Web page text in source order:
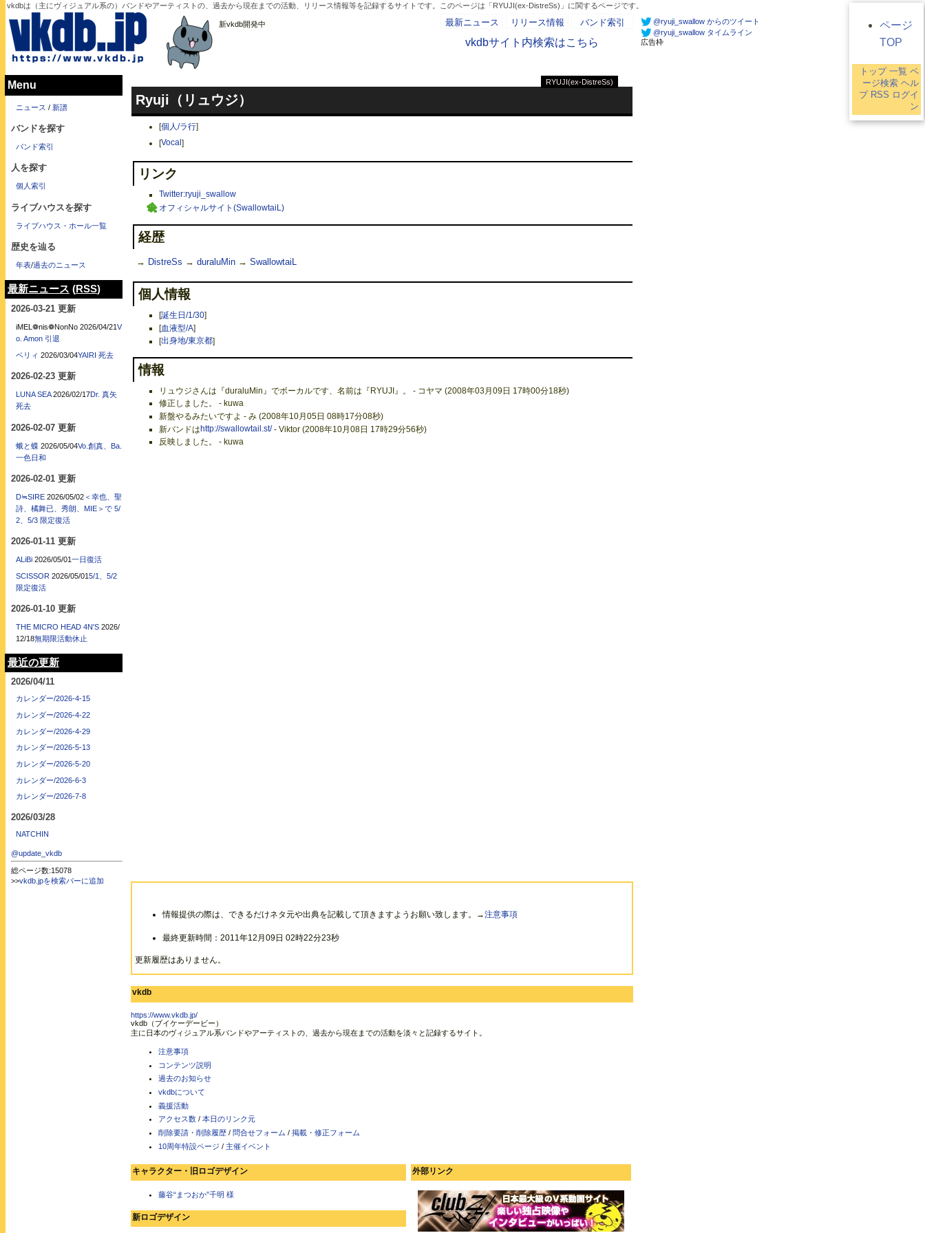
vkdbは（主にヴィジュアル系の）バンドやアーティストの、過去から現在までの活動、リリース情報等を記録するサイトです。このページは「RYUJI(ex-DistreSs)」に関するページです。
新vkdb開発中 最新ニュース リリース情報 バンド索引
vkdbサイト内検索はこちら
RYUJI(ex-DistreSs)
Ryuji（リュウジ）
[個人/ラ行]
[Vocal ]
リンク
Twitter:ryuji_swallow
オフィシャルサイト(SwallowtaiL)
経歴
→ DistreSs → duraluMin→ SwallowtaiL
個人情報
[誕生日/1/30]
[血液型/A]
[出身地/東京都]
情報
リュウジさんは『duraluMin』でボーカルです、名前は『RYUJI』。 - コヤマ (2008年03月09日 17時00分18秒)
修正しました。 - kuwa
新盤やるみたいですよ - み (2008年10月05日 08時17分08秒)
新バンドは http://swallowtail.st/- Viktor (2008年10月08日 17時29分56秒)
反映しました。 - kuwa
情報提供の際は、できるだけネタ元や出典を記載して頂きますようお願い致します。→注意事項
最終更新時間：2011年12月09日 02時22分23秒
更新履歴はありません。
vkdb
https://www.vkdb.jp/
vkdb（ブイケーデービー）
主に日本のヴィジュアル系バンドやアーティストの、過去から現在までの活動を淡々と記録するサイト。
注意事項
コンテンツ説明
過去のお知らせ
vkdbについて
義援活動
アクセス数 / 本日のリンク元
削除要請・削除履歴 / 問合せフォーム / 掲載・修正フォーム
10周年特設ページ / 主催イベント
キャラクター・旧ロゴデザイン
藤谷“まつおか”千明 様
新ロゴデザイン
外部リンク
@ryuji_swallow からのツイート
@ryuji_swallow タイムライン
広告枠
Menu
ニュース / 新譜
バンドを探す
バンド索引
人を探す
個人索引
ライブハウスを探す
ライブハウス・ホール一覧
歴史を辿る
年表/過去のニュース
最新ニュース (RSS)
2026-03-21 更新
iMEL❁nis❁NonNo 2026/04/21 V
o. Amon 引退
ベリィ 2026/03/04YAIRI 死去
2026-02-23 更新
LUNA SEA 2026/02/17Dr. 真矢
死去
2026-02-07 更新
蛾と蝶 2026/05/04Vo.創真、Ba.
一色日和
2026-02-01 更新
D≒SIRE 2026/05/02＜幸也、聖
詩、橘舞已、秀朗、MIE＞で 5/
2、5/3 限定復活
2026-01-11 更新
ALiBi 2026/05/01一日復活
SCISSOR 2026/05/015/1、5/2
限定復活
2026-01-10 更新
THE MICRO HEAD 4N'S 2026/
12/18無期限活動休止
最近の更新
2026/04/11
カレンダー/2026-4-15
カレンダー/2026-4-22
カレンダー/2026-4-29
カレンダー/2026-5-13
カレンダー/2026-5-20
カレンダー/2026-6-3
カレンダー/2026-7-8
2026/03/28
NATCHIN
@update_vkdb
総ページ数:15078
>>vkdb.jpを検索バーに追加
ページ
TOP
トップ 一覧 ペ
ージ検索 ヘル
プ RSS ログイ
ン